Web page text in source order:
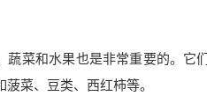
蔬菜和水果也是非常重要的。它
菠菜、豆类、西红柿等。